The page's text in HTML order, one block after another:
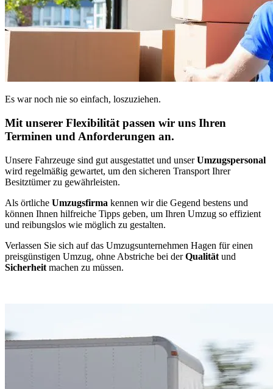
Es war noch nie so einfach, loszuziehen.
Mit unserer Flexibilität passen wir uns Ihren
Terminen und Anforderungen an.
Unsere Fahrzeuge sind gut ausgestattet und unserUmzugspersonal
wird regelmäßig gewartet, um den sicheren Transport Ihrer
Besitztümer zu gewährleisten.
Als örtliche Umzugsfirma kennen wir die Gegend bestens und
können Ihnen hilfreiche Tipps geben, um Ihren Umzug so effizient
und reibungslos wie möglich zu gestalten.
Verlassen Sie sich auf das Umzugsunternehmen Hagen für einen
preisgünstigen Umzug, ohne Abstriche bei derQualität und
Sicherheit machen zu müssen.